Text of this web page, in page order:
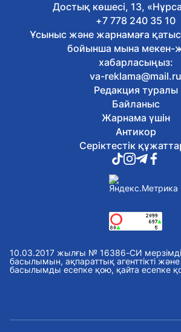
Достық көшесі, 13,
+7 778 240 35 10
Ұсыныс және жарнамаға
бойынша мына мекен-
хабарласыңыз:
va-reklama@mail.ru
Редакция туралы
Байланыс
Жарнама үшін
Антикор
Серіктестік
10.03.2017 жылғы № 16386-СИ мерзімді
басылымын, ақпараттық агенттікті және
басылымды есепке қою, қайта есепке